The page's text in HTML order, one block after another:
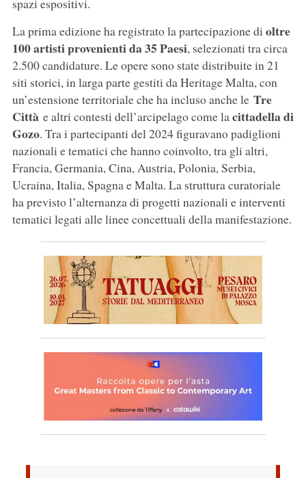
spazi espositivi.
La prima edizione ha registrato la partecipazione di oltre
100 artisti provenienti da 35 Paesi, selezionati tra circa
2.500 candidature. Le opere sono state distribuite in 21
siti storici, in larga parte gestiti da Heritage Malta, con
un’estensione territoriale che ha incluso anche le Tre
Cittàe altri contesti dell’arcipelago come lacittadella di
Gozo. Tra i partecipanti del 2024 figuravano padiglioni
nazionali e tematici che hanno coinvolto, tra gli altri,
Francia, Germania, Cina, Austria, Polonia, Serbia,
Ucraina, Italia, Spagna e Malta. La struttura curatoriale
ha previsto l’alternanza di progetti nazionali e interventi
tematici legati alle linee concettuali della manifestazione.